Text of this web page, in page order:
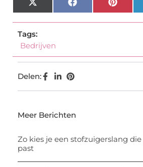
X
(Twitter)
Facebook
Tags:
Bedrijven
Delen:
Meer Berichten
Zo kies je een stofzuigerslang
past